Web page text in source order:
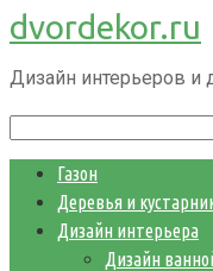
Перейти
к
контенту
dvordekor.ru
Дизайн интерьеров и
Газон
Деревья и
Дизайн интерьера
Дизайн